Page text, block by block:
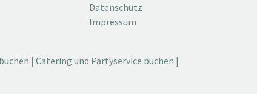
Datenschutz
Impressum
| Catering und Partyservice buchen |